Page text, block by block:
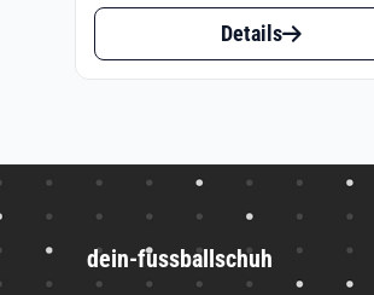
war:
€259.95
ist:
€194.96.
Dieses
Produkt
Varianten
auf.
Die
Details
dein-fussballschuh